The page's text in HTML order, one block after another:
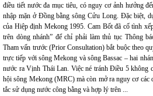
điều tiết nước đa mục tiêu, có nguy cơ ảnh hưởng
nhập mặn ở Đồng bằng sông Cửu Long. Đặc biệt,
của Hiệp định Mekong 1995. Cam Bốt đã cố tình
trên dòng nhánh” để chỉ phải làm thủ tục Thông
Tham vấn trước (Prior Consultation) bắt buộc theo
trực tiếp với sông Mekong và sông Bassac – hai
nước ra Vịnh Thái Lan. Việc né tránh Điều 5 không
hội sông Mekong (MRC) mà còn mở ra nguy cơ các
tắc sử dụng nước công bằng và hợp lý trên ...